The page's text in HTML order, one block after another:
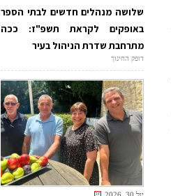
שלושה מנהלים חדשים לבתי הספר
באופקים לקראת תשפ"ז: ככה
מתרחבת שדרת הניהול בעיר
דופק החינוך
יול 30, 2026